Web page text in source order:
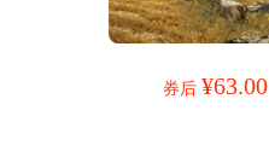
券后 ¥63.00